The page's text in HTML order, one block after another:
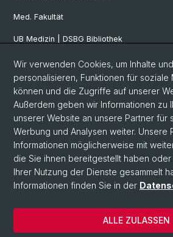
Med. Fakultät
UB Medizin | DSBG Bibliothek
Social Media
Facebook
Twitter
Youtube
Wir verwenden Cookies, um Inhalte
personalisieren, Funktionen für soziale
können und die Zugriffe auf unserer
Außerdem geben wir Informationen zu
unserer Website an unsere Partner für
Werbung und Analysen weiter. Unsere
Informationen möglicherweise mit
die Sie ihnen bereitgestellt haben oder
Ihrer Nutzung der Dienste gesammelt
Informationen finden Sie in der
ALLE ZULASSEN